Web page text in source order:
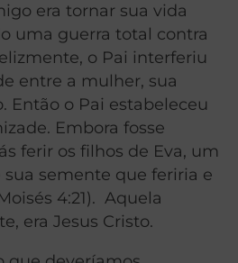
era tornar sua vida
uma guerra total contra
o Pai interferiu
entre a mulher, sua
Então o Pai estabeleceu
Embora fosse
ferir os filhos de Eva, um
semente que feriria e
4:21). Aquela
era Jesus Cristo.